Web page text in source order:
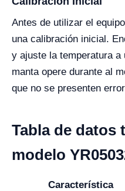
Antes de utilizar el
una calibración inicial.
y ajuste la temperatura a
manta opere durante al
que no se presenten
Tabla de datos
modelo
Característica